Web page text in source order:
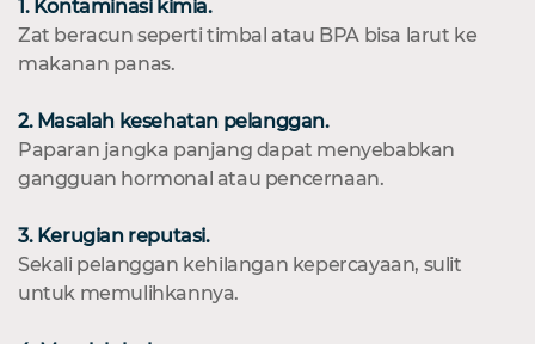
1. Kontaminasi kimia.
Zat beracun seperti timbal atau BPA bisa larut ke
makanan panas.
2. Masalah kesehatan pelanggan.
Paparan jangka panjang dapat menyebabkan
gangguan hormonal atau pencernaan.
3. Kerugian reputasi.
Sekali pelanggan kehilangan kepercayaan, sulit
untuk memulihkannya.